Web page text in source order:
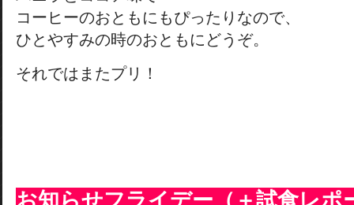
コーヒーのおともにもぴったりなので、
ひとやすみの時のおともにどうぞ。
それではまたプリ！
お知らせフライデー（＋試食レポ